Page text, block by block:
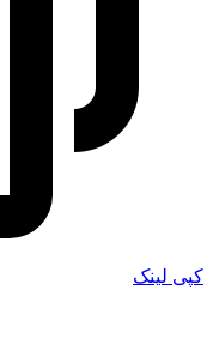
کپی لینک